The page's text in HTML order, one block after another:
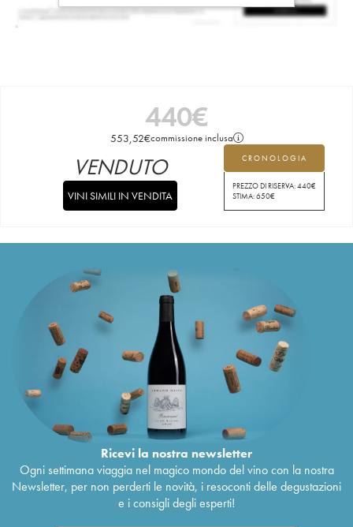
440€
553,52€commissione inclusa
CRONOLOGIA
PREZZO DI RISERVA:440€
STIMA:650€
VENDUTO
VINI SIMILI IN VENDITA
Ricevi la nostra newsletter
Ogni settimana viaggia nel magico mondo del vino con la nostra
Newsletter, per non perderti le novità, i resoconti delle degustazioni
e i consigli degli esperti!